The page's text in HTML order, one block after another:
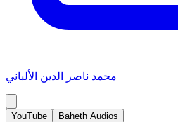
محمد ناصر الدين الألباني
YouTube Baheth Audios